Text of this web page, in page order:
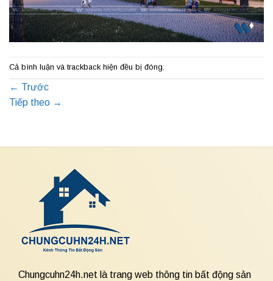
Cả bình luận và trackback hiện đều bị đóng.
← Trước
Tiếp theo →
Chungcuhn24h.net là trang web thông tin bất động sản